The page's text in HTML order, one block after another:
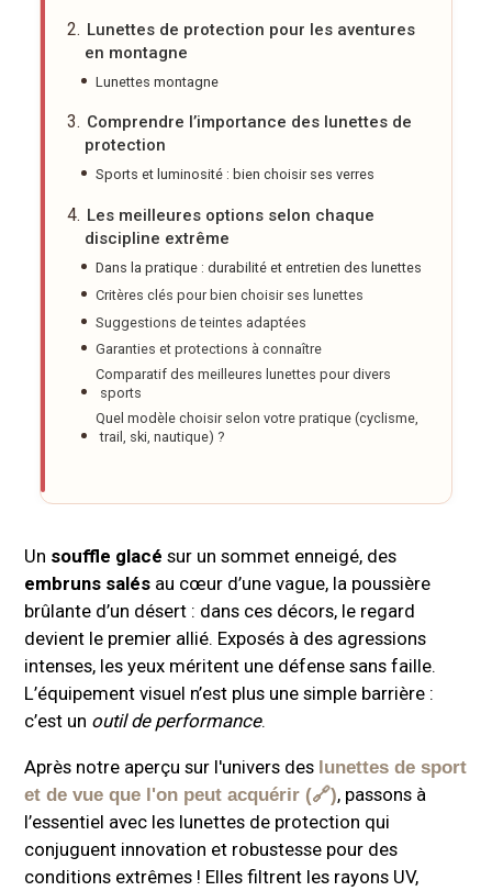
Lunettes de protection pour les aventures
en montagne
Lunettes montagne
Comprendre l’importance des lunettes de
protection
Sports et luminosité : bien choisir ses verres
Les meilleures options selon chaque
discipline extrême
Dans la pratique : durabilité et entretien des lunettes
Critères clés pour bien choisir ses lunettes
Suggestions de teintes adaptées
Garanties et protections à connaître
Comparatif des meilleures lunettes pour divers
sports
Quel modèle choisir selon votre pratique (cyclisme,
trail, ski, nautique) ?
Un souffle glacé sur un sommet enneigé, des
embruns salés au cœur d’une vague, la poussière
brûlante d’un désert : dans ces décors, le regard
devient le premier allié. Exposés à des agressions
intenses, les yeux méritent une défense sans faille.
L’équipement visuel n’est plus une simple barrière :
c’est un outil de performance.
Après notre aperçu sur l'univers des lunettes de sport
et de vue que l'on peut acquérir
, passons à
l’essentiel avec les lunettes de protection qui
conjuguent innovation et robustesse pour des
conditions extrêmes ! Elles filtrent les rayons UV,